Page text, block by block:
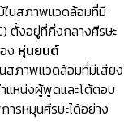
ในสภาพแวดล้อมที่มี
ตั้งอยู่ที่กึ่งกลางศีรษะ
ง หุ่นยนต์
สภาพแวดล้อมที่มีเสียง
แหน่งผู้พูดและโต้ตอบ
รหมุนศีรษะได้อย่าง